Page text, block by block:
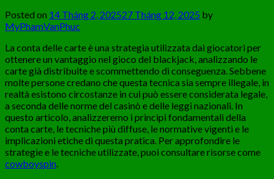
Posted on 14 Tháng 2, 202527 Tháng 12, 2025 by
MyPhamVanPhuc
La conta delle carte è una strategia utilizzata dai giocatori per
ottenere un vantaggio nel gioco del blackjack, analizzando le
carte già distribuite e scommettendo di conseguenza. Sebbene
molte persone credano che questa tecnica sia sempre illegale, in
realtà esistono circostanze in cui può essere considerata legale,
a seconda delle norme del casinò e delle leggi nazionali. In
questo articolo, analizzeremo i principi fondamentali della
conta carte, le tecniche più diffuse, le normative vigenti e le
implicazioni etiche di questa pratica. Per approfondire le
strategie e le tecniche utilizzate, puoi consultare risorse come
cowboyspin.